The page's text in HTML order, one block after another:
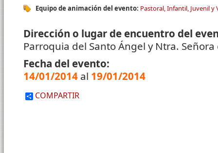
Equipo de animación del evento: Pastoral, Infantil, Juvenil y
Dirección o lugar de encuentro del
Parroquia del Santo Ángel y Ntra.
Fecha del evento:
14/01/2014 al 19/01/2014
COMPARTIR